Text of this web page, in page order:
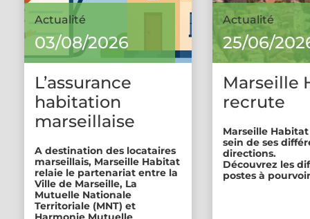
Actualité
03/08/2026
L’assurance
habitation
marseillaise
A destination des locataires
marseillais, Marseille Habitat
relaie le partenariat entre la
Ville de Marseille, La
Mutuelle Nationale
Territoriale (MNT) et
Actualité
25/06/
Marseille
recrute
Marseille
sein de ses
directions.
Découvrez les
postes à